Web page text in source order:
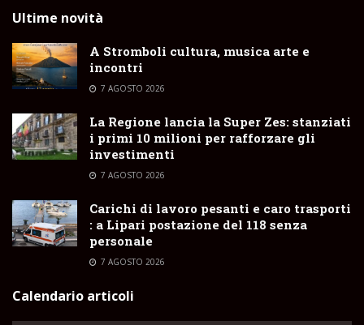
Ultime novità
A Stromboli cultura, musica arte e
incontri
7 AGOSTO 2026
La Regione lancia la Super Zes: stanziati
i primi 10 milioni per rafforzare gli
investimenti
7 AGOSTO 2026
Carichi di lavoro pesanti e caro trasporti
: a Lipari postazione del 118 senza
personale
7 AGOSTO 2026
Calendario articoli